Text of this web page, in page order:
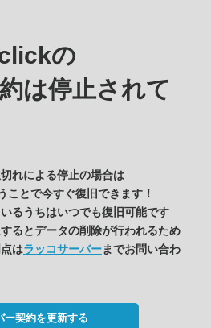
の
は停止されて
れによる停止の場合は
ことで今すぐ復旧できます！
るうちはいつでも復旧可能です
るとデータの削除が行われるため
はラッコサーバーまでお問い合わ
ー契約を更新する